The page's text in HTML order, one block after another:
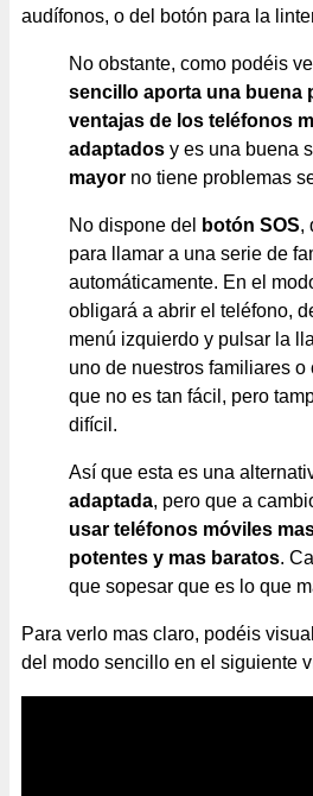
audífonos, o del botón para la
No obstante, como podéis
sencillo aporta una buena
ventajas de los teléfonos
adaptados y es una buena
mayor no tiene problemas
No dispone del botón SOS,
para llamar a una serie de
automáticamente. En el
obligará a abrir el teléfono,
menú izquierdo y pulsar la
uno de nuestros familiares o
que no es tan fácil, pero
difícil.
Así que esta es una
adaptada, pero que a
usar teléfonos móviles
potentes y mas baratos.
que sopesar que es lo que
Para verlo mas claro, podéis
del modo sencillo en el siguiente